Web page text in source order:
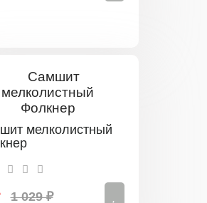
мелколистный
1 029 ₽